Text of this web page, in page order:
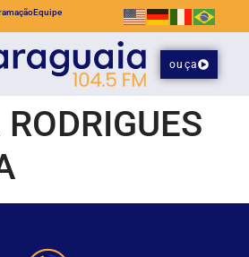
Equipe
ouça